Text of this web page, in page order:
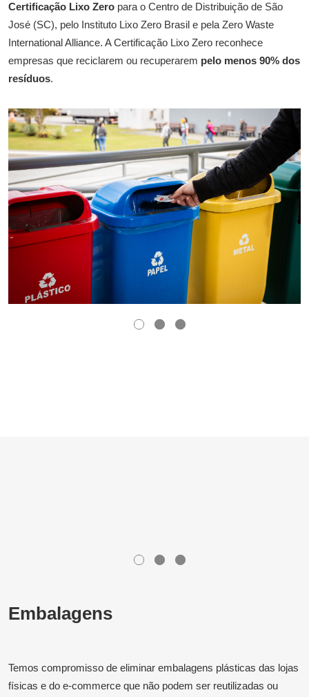
Certificação Lixo Zero para o Centro de Distribuição de São
José (SC), pelo Instituto Lixo Zero Brasil e pela Zero Waste
International Alliance. A Certificação Lixo Zero reconhece
empresas que reciclarem ou recuperarem pelo menos 90% dos
resíduos.
Embalagens
Temos compromisso de eliminar embalagens plásticas das lojas
físicas e do e-commerce que não podem ser reutilizadas ou